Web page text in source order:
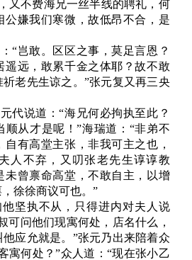
又不费海兄一丝半线的聘礼，何
公嫌我们寒微，故低昂不合，是
“岂敢。区区之事，莫足言恩？
遥远，敢累千金之体耶？故不敢
老先生谅之。”张元复又再三央
代说道：“海兄何必拘执至此？
顺从才是呢！”海瑞道：“非弟不
有高堂主张，非我可主之也，
人不弃，又叨张老先生谆谆教
未曾禀命高堂，不敢自主，以增
徐徐商议可也。”
坚执不从，只得进内对夫人说
可问他们现寓何处，店名什么，
应允就是。”张元乃出来陪着众
寓何处？”众人道：“现在张小乙